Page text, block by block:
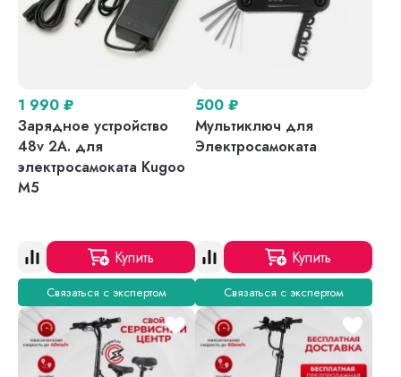
1 990 ₽
Зарядное устройство
48v 2A. для
электросамоката Kugoo
M5
Купить
Связаться с экспертом
500 ₽
Мультиключ для
Электросамоката
Купить
Связаться с экспертом